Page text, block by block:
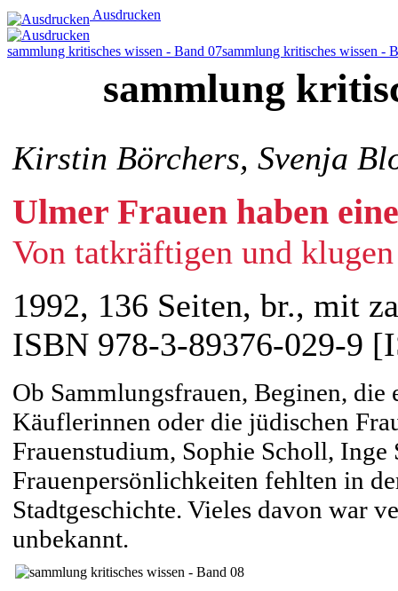
Ausdrucken
sammlung kritisches wissen - Band 07sammlung kritisches wissen -
sammlung
Kirstin Börchers, Svenja
Ulmer Frauen haben
Von tatkräftigen und
1992, 136 Seiten, br., mit
ISBN 978-3-89376-029-9
Ob Sammlungsfrauen, Beginen,
Käuflerinnen oder die jüdischen
Frauenstudium, Sophie Scholl,
Frauenpersönlichkeiten fehlten in
Stadtgeschichte. Vieles davon war
unbekannt.